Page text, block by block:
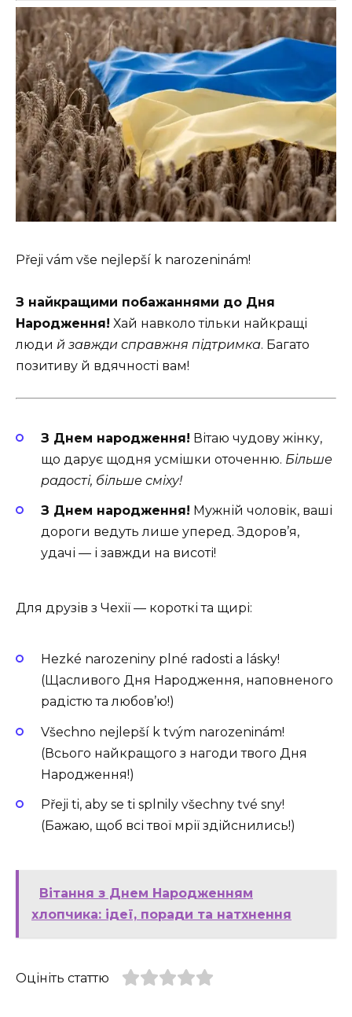
Přeji vám vše nejlepší k narozeninám!
З найкращими побажаннями до Дня
Народження! Хай навколо тільки найкращі
люди й завжди справжня підтримка. Багато
позитиву й вдячності вам!
З Днем народження! Вітаю чудову жінку,
що дарує щодня усмішки оточенню. Більше
радості, більше сміху!
З Днем народження! Мужній чоловік, ваші
дороги ведуть лише уперед. Здоров’я,
удачі — і завжди на висоті!
Для друзів з Чехії — короткі та щирі:
Hezké narozeniny plné radosti a lásky!
(Щасливого Дня Народження, наповненого
радістю та любов’ю!)
Všechno nejlepší k tvým narozeninám!
(Всього найкращого з нагоди твого Дня
Народження!)
Přeji ti, aby se ti splnily všechny tvé sny!
(Бажаю, щоб всі твої мрії здійснились!)
Вітання з Днем Народженням
хлопчика: ідеї, поради та натхнення
Оцініть статтю